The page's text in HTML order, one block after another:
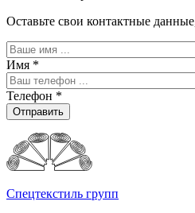
Оставьте свои контактные
Имя *
Телефон *
Отправить
Спецтекстиль групп